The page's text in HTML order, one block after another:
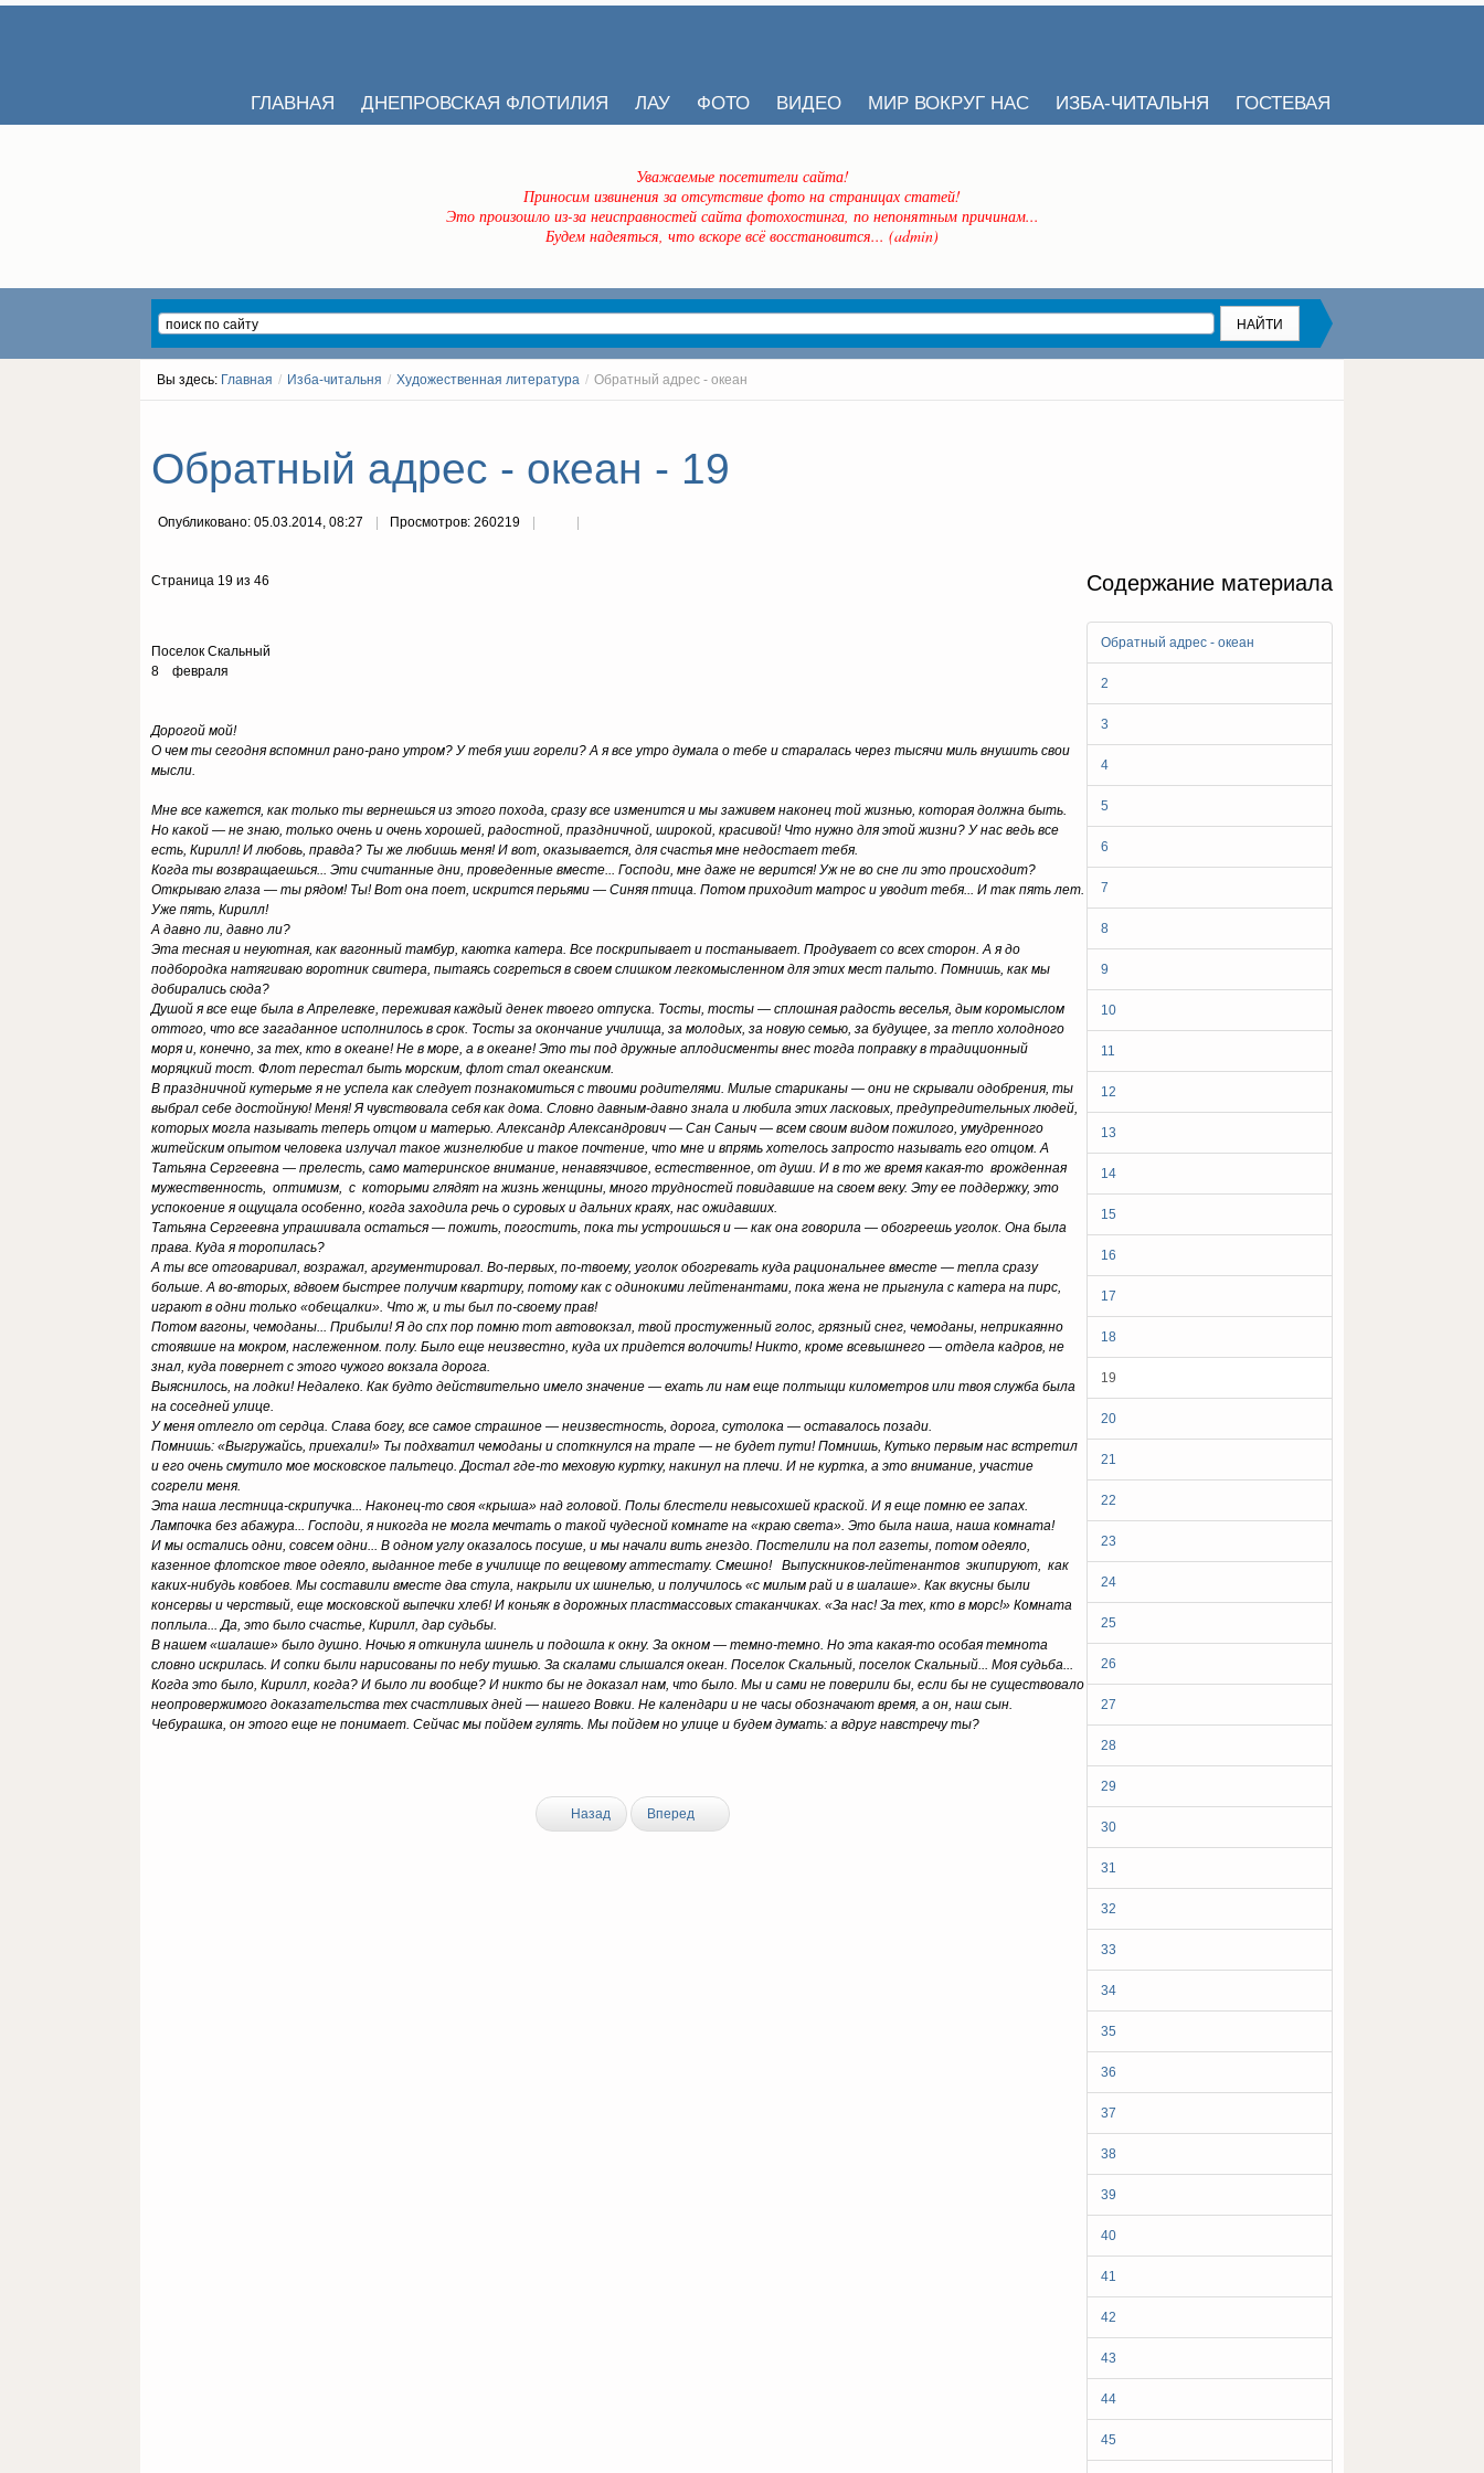
ГЛАВНАЯ ДНЕПРОВСКАЯ ФЛОТИЛИЯ ЛАУ ФОТО ВИДЕО МИР ВОКРУГ НАС ИЗБА-ЧИТАЛЬНЯ ГОСТЕВАЯ
Уважаемые посетители сайта!
Приносим извинения за отсутствие фото на страницах статей!
Это произошло из-за неисправностей сайта фотохостинга, по непонятным причинам...
Будем надеяться, что вскоре всё восстановится... (admin)
Вы здесь: Главная / Изба-читальня / Художественная литература / Обратный адрес - океан
Обратный адрес - океан - 19
Опубликовано: 05.03.2014, 08:27 Просмотров: 260219
Содержание материала
Обратный адрес - океан
2
3
4
5
6
7
8
9
10
11
12
13
14
15
16
17
18
19
20
21
22
23
24
25
26
27
28
29
30
31
32
33
34
35
36
37
38
39
40
41
42
43
44
45
Страница 19 из 46
Поселок Скальный
8 февраля
Дорогой мой!
О чем ты сегодня вспомнил рано-рано утром? У тебя уши горели? А я все утро думала о тебе и старалась через тысячи миль внушить свои
мысли.
Мне все кажется, как только ты вернешься из этого похода, сразу все изменится и мы заживем наконец той жизнью, которая должна быть.
Но какой — не знаю, только очень и очень хорошей, радостной, праздничной, широкой, красивой! Что нужно для этой жизни? У нас ведь все
есть, Кирилл! И любовь, правда? Ты же любишь меня! И вот, оказывается, для счастья мне недостает тебя.
Когда ты возвращаешься... Эти считанные дни, проведенные вместе... Господи, мне даже не верится! Уж не во сне ли это происходит?
Открываю глаза — ты рядом! Ты! Вот она поет, искрится перьями — Синяя птица. Потом приходит матрос и уводит тебя... И так пять лет.
Уже пять, Кирилл!
А давно ли, давно ли?
Эта тесная и неуютная, как вагонный тамбур, каютка катера. Все поскрипывает и постанывает. Продувает со всех сторон. А я до
подбородка натягиваю воротник свитера, пытаясь согреться в своем слишком легкомысленном для этих мест пальто. Помнишь, как мы
добирались сюда?
Душой я все еще была в Апрелевке, переживая каждый денек твоего отпуска. Тосты, тосты — сплошная радость веселья, дым коромыслом
оттого, что все загаданное исполнилось в срок. Тосты за окончание училища, за молодых, за новую семью, за будущее, за тепло холодного
моря и, конечно, за тех, кто в океане! Не в море, а в океане! Это ты под дружные аплодисменты внес тогда поправку в традиционный
моряцкий тост. Флот перестал быть морским, флот стал океанским.
В праздничной кутерьме я не успела как следует познакомиться с твоими родителями. Милые стариканы — они не скрывали одобрения, ты
выбрал себе достойную! Меня! Я чувствовала себя как дома. Словно давным-давно знала и любила этих ласковых, предупредительных людей,
которых могла называть теперь отцом и матерью. Александр Александрович — Сан Саныч — всем своим видом пожилого, умудренного
житейским опытом человека излучал такое жизнелюбие и такое почтение, что мне и впрямь хотелось запросто называть его отцом. А
Татьяна Сергеевна — прелесть, само материнское внимание, ненавязчивое, естественное, от души. И в то же время какая-то врожденная
мужественность, оптимизм, с которыми глядят на жизнь женщины, много трудностей повидавшие на своем веку. Эту ее поддержку, это
успокоение я ощущала особенно, когда заходила речь о суровых и дальних краях, нас ожидавших.
Татьяна Сергеевна упрашивала остаться — пожить, погостить, пока ты устроишься и — как она говорила — обогреешь уголок. Она была
права. Куда я торопилась?
А ты все отговаривал, возражал, аргументировал. Во-первых, по-твоему, уголок обогревать куда рациональнее вместе — тепла сразу
больше. А во-вторых, вдвоем быстрее получим квартиру, потому как с одинокими лейтенантами, пока жена не прыгнула с катера на пирс,
играют в одни только «обещалки». Что ж, и ты был по-своему прав!
Потом вагоны, чемоданы... Прибыли! Я до спх пор помню тот автовокзал, твой простуженный голос, грязный снег, чемоданы, неприкаянно
стоявшие на мокром, наслеженном. полу. Было еще неизвестно, куда их придется волочить! Никто, кроме всевышнего — отдела кадров, не
знал, куда повернет с этого чужого вокзала дорога.
Выяснилось, на лодки! Недалеко. Как будто действительно имело значение — ехать ли нам еще полтыщи километров или твоя служба была
на соседней улице.
У меня отлегло от сердца. Слава богу, все самое страшное — неизвестность, дорога, сутолока — оставалось позади.
Помнишь: «Выгружайсь, приехали!» Ты подхватил чемоданы и споткнулся на трапе — не будет пути! Помнишь, Кутько первым нас встретил
и его очень смутило мое московское пальтецо. Достал где-то меховую куртку, накинул на плечи. И не куртка, а это внимание, участие
согрели меня.
Эта наша лестница-скрипучка... Наконец-то своя «крыша» над головой. Полы блестели невысохшей краской. И я еще помню ее запах.
Лампочка без абажура... Господи, я никогда не могла мечтать о такой чудесной комнате на «краю света». Это была наша, наша комната!
И мы остались одни, совсем одни... В одном углу оказалось посуше, и мы начали вить гнездо. Постелили на пол газеты, потом одеяло,
казенное флотское твое одеяло, выданное тебе в училище по вещевому аттестату. Смешно! Выпускников-лейтенантов экипируют, как
каких-нибудь ковбоев. Мы составили вместе два стула, накрыли их шинелью, и получилось «с милым рай и в шалаше». Как вкусны были
консервы и черствый, еще московской выпечки хлеб! И коньяк в дорожных пластмассовых стаканчиках. «За нас! За тех, кто в морс!» Комната
поплыла... Да, это было счастье, Кирилл, дар судьбы.
В нашем «шалаше» было душно. Ночью я откинула шинель и подошла к окну. За окном — темно-темно. Но эта какая-то особая темнота
словно искрилась. И сопки были нарисованы по небу тушью. За скалами слышался океан. Поселок Скальный, поселок Скальный... Моя судьба...
Когда это было, Кирилл, когда? И было ли вообще? И никто бы не доказал нам, что было. Мы и сами не поверили бы, если бы не существовало
неопровержимого доказательства тех счастливых дней — нашего Вовки. Не календари и не часы обозначают время, а он, наш сын.
Чебурашка, он этого еще не понимает. Сейчас мы пойдем гулять. Мы пойдем но улице и будем думать: а вдруг навстречу ты?
Назад Вперед